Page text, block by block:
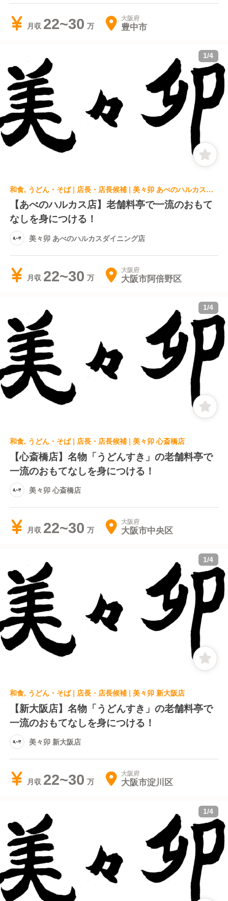
月収 22~30 大阪府
豊中市
1/4
和食, うどん・そば | 店長・店長候補 | 美々卯 あべのハルカスダイニング店
【あべのハルカス店】老舗料亭で一流のおもて
なしを身につける！
美々卯 あべのハルカスダイニング店
月収 22~30 大阪府
大阪市阿倍野区
1/4
和食, うどん・そば | 店長・店長候補 | 美々卯 心斎橋店
【心斎橋店】名物「うどんすき」の老舗料亭で
一流のおもてなしを身につける！
美々卯 心斎橋店
月収 22~30 大阪府
大阪市中央区
1/4
和食, うどん・そば | 店長・店長候補 | 美々卯 新大阪店
【新大阪店】名物「うどんすき」の老舗料亭で
一流のおもてなしを身につける！
美々卯 新大阪店
月収 22~30 大阪府
大阪市淀川区
1/4